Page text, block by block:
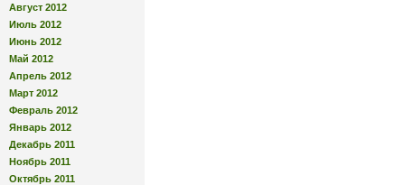
Август 2012
Июль 2012
Июнь 2012
Май 2012
Апрель 2012
Март 2012
Февраль 2012
Январь 2012
Декабрь 2011
Ноябрь 2011
Октябрь 2011